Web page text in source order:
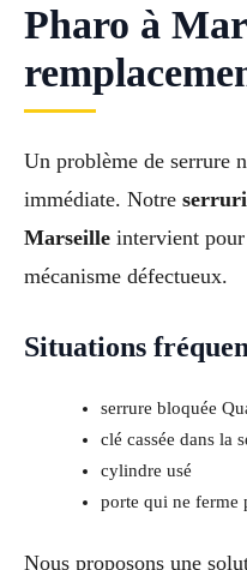
Pharo à
Un problème de serrure
immédiate. Notre
Marseille intervient
mécanisme défectueux.
Situations
serrure bloquée
clé cassée dans la
cylindre usé
porte qui ne ferme
Nous proposons une